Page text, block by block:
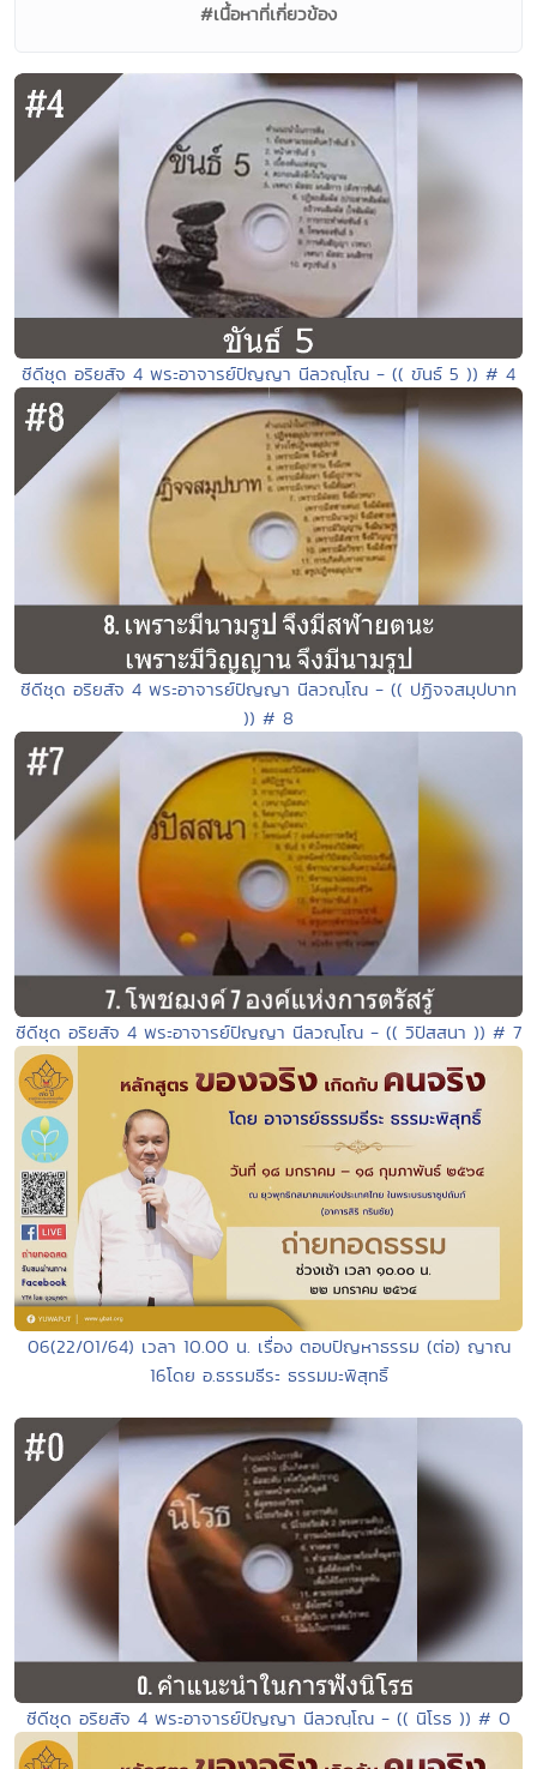
#เนื้อหาที่เกี่ยวข้อง
ซีดีชุด อริยสัจ 4 พระอาจารย์ปัญญา นีลวณฺโณ - (( ขันธ์ 5 )) # 4
ซีดีชุด อริยสัจ 4 พระอาจารย์ปัญญา นีลวณฺโณ - (( ปฏิจจสมุปบาท
)) # 8
ซีดีชุด อริยสัจ 4 พระอาจารย์ปัญญา นีลวณฺโณ - (( วิปัสสนา )) # 7
06(22/01/64) เวลา 10.00 น. เรื่อง ตอบปัญหาธรรม (ต่อ) ญาณ
16โดย อ.ธรรมธีระ ธรรมมะพิสุทธิ์
ซีดีชุด อริยสัจ 4 พระอาจารย์ปัญญา นีลวณฺโณ - (( นิโรธ )) # 0